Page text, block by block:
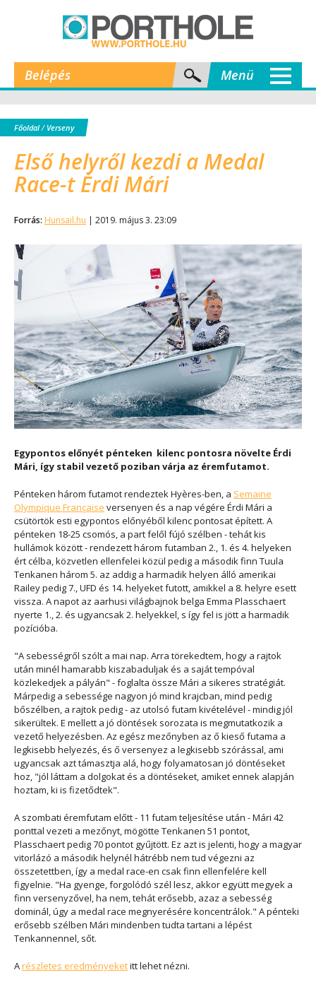
Belépés Menü
Főoldal/ Verseny
Első helyről kezdi a Medal
Race-t Érdi Mári
Forrás: Hunsail.hu | 2019. május 3. 23:09
Egypontos előnyét pénteken kilenc pontosra növelte Érdi
Mári, így stabil vezető poziban várja az éremfutamot.
Pénteken három futamot rendeztekHyères-ben, a Semaine
Olympique Française versenyen és a nap végére Érdi Mári a
csütörtök esti egypontos előnyéből kilenc pontosat épített. A
pénteken 18-25 csomós, a part felől fújó szélben - tehát kis
hullámok között - rendezett három futamban 2., 1. és 4. helyeken
ért célba, közvetlen ellenfelei közül pedig a második finn Tuula
Tenkanen három 5. az addig a harmadik helyen álló amerikai
Railey pedig 7., UFD és 14. helyeket futott, amikkel a 8. helyre esett
vissza. A napot az aarhusi világbajnok belga Emma Plasschaert
nyerte 1., 2. és ugyancsak 2. helyekkel, s így fel is jött a harmadik
pozícióba.
"A sebességről szólt a mai nap. Arra törekedtem, hogy a rajtok
után minél hamarabb kiszabaduljak és a saját tempóval
közlekedjek a pályán" - foglalta össze Mári a sikeres stratégiát.
Márpedig a sebessége nagyon jó mind krajcban, mind pedig
bőszélben, a rajtok pedig - az utolsó futam kivételével - mindig jól
sikerültek. E mellett a jó döntések sorozata is megmutatkozik a
vezető helyezésben. Az egész mezőnyben az ő kieső futama a
legkisebb helyezés, és ő versenyez a legkisebb szórással, ami
ugyancsak azt támasztja alá, hogy folyamatosan jó döntéseket
hoz, "jól láttam a dolgokat és a döntéseket, amiket ennek alapján
hoztam, ki is fizetődtek".
A szombati éremfutam előtt - 11 futam teljesítése után - Mári 42
ponttal vezeti a mezőnyt, mögötte Tenkanen 51 pontot,
Plasschaert pedig 70 pontot gyűjtött. Ez azt is jelenti, hogy a magyar
vitorlázó a második helynél hátrébb nem tud végezni az
összetettben, így a medal race-en csak finn ellenfelére kell
figyelnie. "Ha gyenge, forgolódó szél lesz, akkor együtt megyek a
finn versenyzővel, ha nem, tehát erősebb, azaz a sebesség
dominál, úgy a medal race megnyerésére koncentrálok." A pénteki
erősebb szélben Mári mindenben tudta tartani a lépést
Tenkannennel, sőt.
Arészletes eredményeketitt lehet nézni.